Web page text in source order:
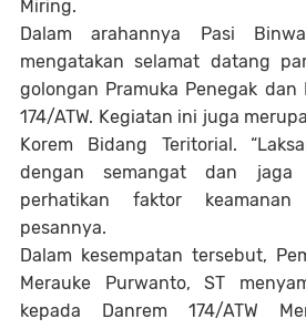
Miring.
Dalam arahannya Pasi
mengatakan selamat datang
golongan Pramuka Penegak dan
174/ATW. Kegiatan ini juga
Korem Bidang Teritorial.
dengan semangat dan jaga
perhatikan faktor keamanan
pesannya.
Dalam kesempatan tersebut,
Merauke Purwanto, ST
kepada Danrem 174/ATW